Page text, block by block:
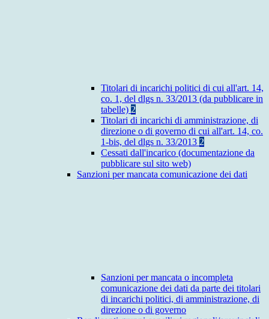
Titolari di incarichi politici di cui all'art. 14,
co. 1, del dlgs n. 33/2013 (da pubblicare in
tabelle) 2
Titolari di incarichi di amministrazione, di
direzione o di governo di cui all'art. 14, co.
1-bis, del dlgs n. 33/2013 2
Cessati dall'incarico (documentazione da
pubblicare sul sito web)
Sanzioni per mancata comunicazione dei dati
Sanzioni per mancata o incompleta
comunicazione dei dati da parte dei titolari
di incarichi politici, di amministrazione, di
direzione o di governo